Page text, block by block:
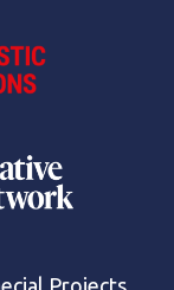
Projects